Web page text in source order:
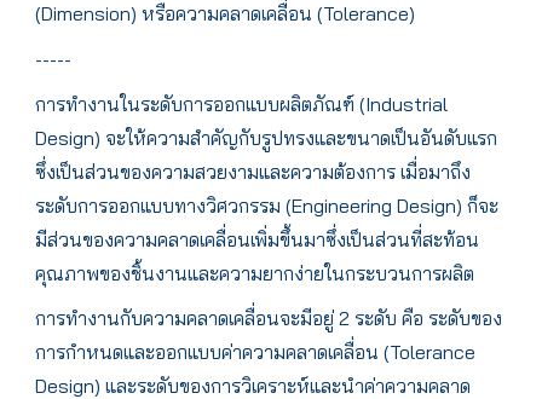
(Dimension) หรือความคลาดเคลื่อน (Tolerance)
-----
การทำงานในระดับการออกแบบผลิตภัณฑ์ (Industrial
Design) จะให้ความสำคัญกับรูปทรงและขนาดเป็นอันดับแรก
ซึ่งเป็นส่วนของความสวยงามและความต้องการ เมื่อมาถึง
ระดับการออกแบบทางวิศวกรรม (Engineering Design) ก็จะ
มีส่วนของความคลาดเคลื่อนเพิ่มขึ้นมาซึ่งเป็นส่วนที่สะท้อน
คุณภาพของชิ้นงานและความยากง่ายในกระบวนการผลิต
การทำงานกับความคลาดเคลื่อนจะมีอยู่ 2 ระดับ คือ ระดับของ
การกำหนดและออกแบบค่าความคลาดเคลื่อน (Tolerance
Design) และระดับของการวิเคราะห์และนำค่าความคลาด